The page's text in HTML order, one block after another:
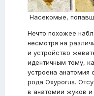
Насекомые,
Нечто похожее
несмотря на
и устройство
идентичным тому,
устроена анатомия
рода Oxyporus.
в анатомии жуков и